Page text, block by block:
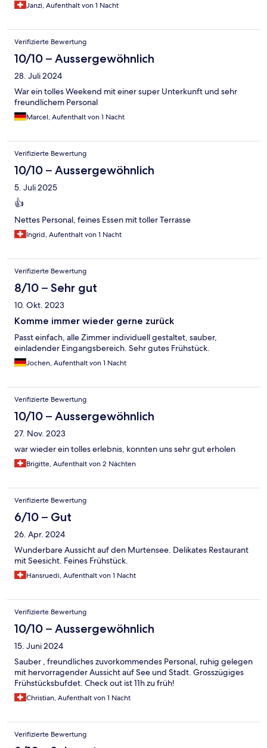
Janzi, Aufenthalt von 1 Nacht
Verifizierte Bewertung
10/10 – Aussergewöhnlich
28. Juli 2024
War ein tolles Weekend mit einer super Unterkunft und sehr
freundlichem Personal
Marcel, Aufenthalt von 1 Nacht
Verifizierte Bewertung
10/10 – Aussergewöhnlich
5. Juli 2025
👍
Nettes Personal, feines Essen mit toller Terrasse
Ingrid, Aufenthalt von 1 Nacht
Verifizierte Bewertung
8/10 – Sehr gut
10. Okt. 2023
Komme immer wieder gerne zurück
Passt einfach, alle Zimmer individuell gestaltet, sauber,
einladender Eingangsbereich. Sehr gutes Frühstück.
Jochen, Aufenthalt von 1 Nacht
Verifizierte Bewertung
10/10 – Aussergewöhnlich
27. Nov. 2023
war wieder ein tolles erlebnis, konnten uns sehr gut erholen
Brigitte, Aufenthalt von 2 Nächten
Verifizierte Bewertung
6/10 – Gut
26. Apr. 2024
Wunderbare Aussicht auf den Murtensee. Delikates Restaurant
mit Seesicht. Feines Frühstück.
Hansruedi, Aufenthalt von 1 Nacht
Verifizierte Bewertung
10/10 – Aussergewöhnlich
15. Juni 2024
Sauber , freundliches zuvorkommendes Personal, ruhig gelegen
mit hervorragender Aussicht auf See und Stadt. Grosszügiges
Frühstücksbufdet. Check out ist 11h zu früh!
Christian, Aufenthalt von 1 Nacht
Verifizierte Bewertung